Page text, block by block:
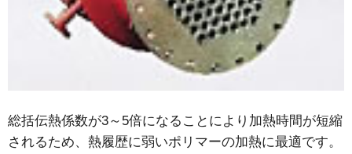
総括伝熱係数が3～5倍になることにより加熱時間が短縮
されるため、熱履歴に弱いポリマーの加熱に最適です。